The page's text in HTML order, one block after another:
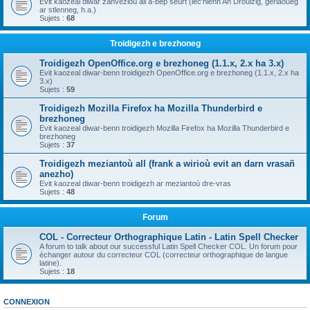
ar stlenneg, h.a.)
Sujets : 68
Troidigezh e brezhoneg
Troidigezh OpenOffice.org e brezhoneg (1.1.x, 2.x ha 3.x)
Evit kaozeal diwar-benn troidigezh OpenOffice.org e brezhoneg (1.1.x, 2.x ha
3.x)
Sujets : 59
Troidigezh Mozilla Firefox ha Mozilla Thunderbird e
brezhoneg
Evit kaozeal diwar-benn troidigezh Mozilla Firefox ha Mozilla Thunderbird e
brezhoneg
Sujets : 37
Troidigezh meziantoù all (frank a wirioù evit an darn vrasañ
anezho)
Evit kaozeal diwar-benn troidigezh ar meziantoù dre-vras
Sujets : 48
Forum
COL - Correcteur Orthographique Latin - Latin Spell Checker
A forum to talk about our successful Latin Spell Checker COL. Un forum pour
échanger autour du correcteur COL (correcteur orthographique de langue
latine).
Sujets : 18
CONNEXION